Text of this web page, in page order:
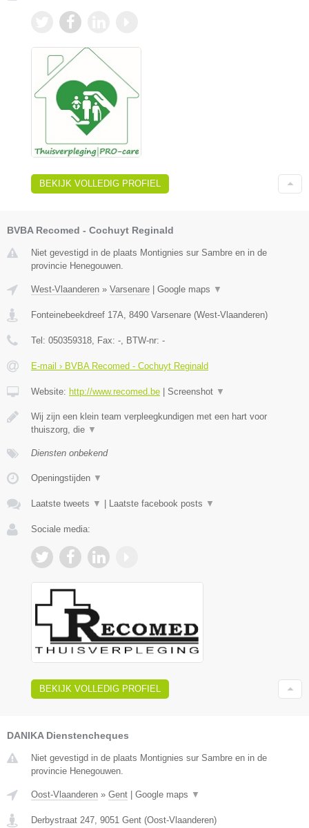
BEKIJK VOLLEDIG PROFIEL
BVBA Recomed - Cochuyt Reginald
Niet gevestigd in de plaats Montignies sur Sambre en in de
provincie Henegouwen.
West-Vlaanderen » Varsenare | Google maps ▼
Fonteinebeekdreef 17A 8490 Varsenare (West-Vlaanderen)
Tel: 050359318 , Fax: - , BTW-nr: -
E-mail › BVBA Recomed - Cochuyt Reginald
Website: http://www.recomed.be | Screenshot ▼
Wij zijn een klein team verpleegkundigen met een hart voor
thuiszorg, die ▼
Diensten onbekend
Openingstijden ▼
Laatste tweets ▼ | Laatste facebook posts ▼
Sociale media:
BEKIJK VOLLEDIG PROFIEL
DANIKA Dienstencheques
Niet gevestigd in de plaats Montignies sur Sambre en in de
provincie Henegouwen.
Oost-Vlaanderen » Gent | Google maps ▼
Derbystraat 247 9051 Gent (Oost-Vlaanderen)